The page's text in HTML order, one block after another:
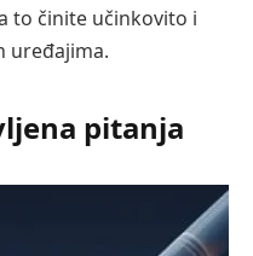
to činite učinkovito i
uređajima.
pitanja